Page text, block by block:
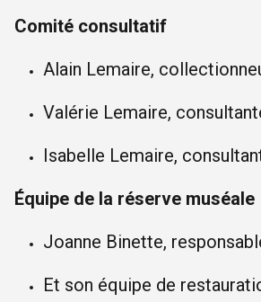
Comité consultatif
Alain Lemaire,
Valérie Lemaire,
Isabelle Lemaire,
Équipe de la réserve muséale
Joanne Binette,
Et son équipe de